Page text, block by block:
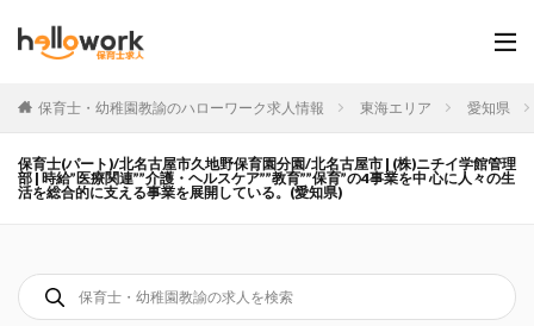
保育士・幼稚園教諭のハローワーク求人情報 東海エリア 愛知県
保育士(パート)/北名古屋市久地野保育園分園/北名古屋市 | (株)ニチイ学館管理
部 | 時給”医療関連””介護・ヘルスケア””教育””保育”の4事業を中 心に人々の生
活を総合的に支える事業を展開している。(愛知県)